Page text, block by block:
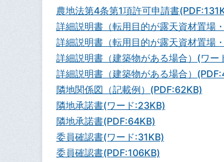
農地法第4条第1項許可申請書
詳細説明書（転用目的が露天資材置場
詳細説明書（転用目的が露天資材置場
詳細説明書（建築物がある場合）(ワー
詳細説明書（建築物がある場合）
隣地関係図（記載例）(PDF:62KB)
隣地承諾書(ワード:23KB)
隣地承諾書(PDF:64KB)
委員確認書(ワード:31KB)
委員確認書(PDF:106KB)